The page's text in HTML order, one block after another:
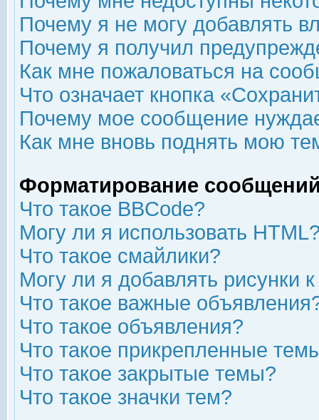
Почему я не могу добавлять
Почему я получил
Как мне пожаловаться на
Что означает кнопка
Почему мое сообщение
Как мне вновь поднять мою
Форматирование
Что такое BBCode?
Могу ли я использовать
Что такое смайлики?
Могу ли я добавлять рисунки
Что такое важные
Что такое объявления?
Что такое прикрепленные
Что такое закрытые темы?
Что такое значки тем?